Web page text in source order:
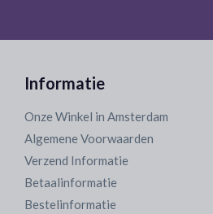
Informatie
Onze Winkel in Amsterdam
Algemene Voorwaarden
Verzend Informatie
Betaalinformatie
Bestelinformatie